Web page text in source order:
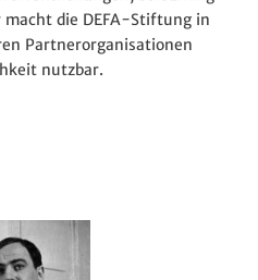
die DEFA-Stiftung in
Partnerorganisationen
nutzbar.